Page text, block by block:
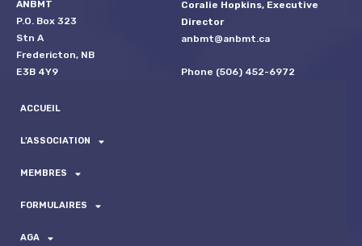
ANBMT
P.O. Box 323
Stn A
Fredericton, NB
E3B 4Y9
Coralie Hopkins, Executive
Director
anbmt@anbmt.ca
Phone (506) 452-6972
ACCUEIL
L’ASSOCIATION
MEMBRES
FORMULAIRES
AGA